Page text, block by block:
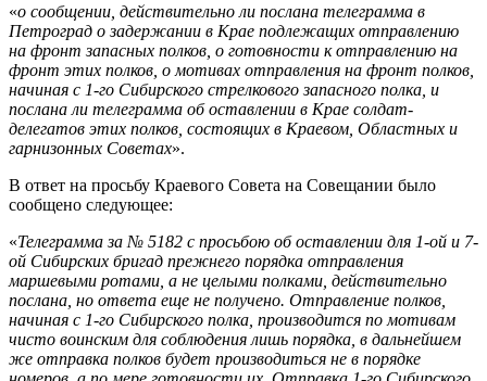
«о сообщении, действительно ли послана телеграмма в
Петроград о задержании в Крае подлежащих отправлению
на фронт запасных полков, о готовности к отправлению на
фронт этих полков, о мотивах отправления на фронт полков,
начиная с 1-го Сибирского стрелкового запасного полка, и
послана ли телеграмма об оставлении в Крае солдат-
делегатов этих полков, состоящих в Краевом, Областных и
гарнизонных Советах».
В ответ на просьбу Краевого Совета на Совещании было
сообщено следующее:
«Телеграмма за № 5182 с просьбою об оставлении для 1-ой и 7-
ой Сибирских бригад прежнего порядка отправления
маршевыми ротами, а не целыми полками, действительно
послана, но ответа еще не получено. Отправление полков,
начиная с 1-го Сибирского полка, производится по мотивам
чисто воинским для соблюдения лишь порядка, в дальнейшем
же отправка полков будет производиться не в порядке